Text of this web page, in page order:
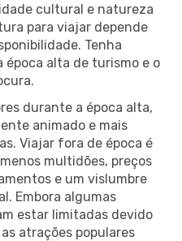
cultural e natureza
para viajar depende
Tenha
época alta de turismo e o
durante a época alta,
animado e mais
Viajar fora de época é
multidões, preços
e um vislumbre
Embora algumas
estar limitadas devido
atrações populares